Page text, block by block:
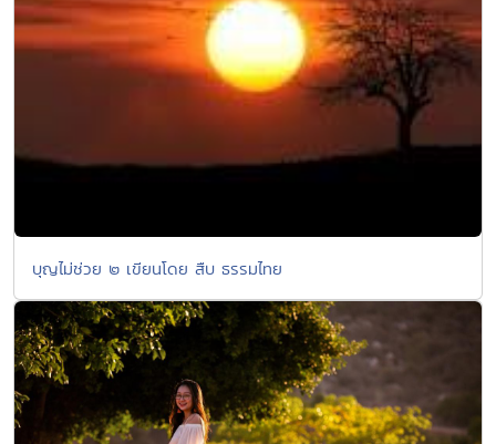
บุญไม่ช่วย ๒ เขียนโดย สืบ ธรรมไทย